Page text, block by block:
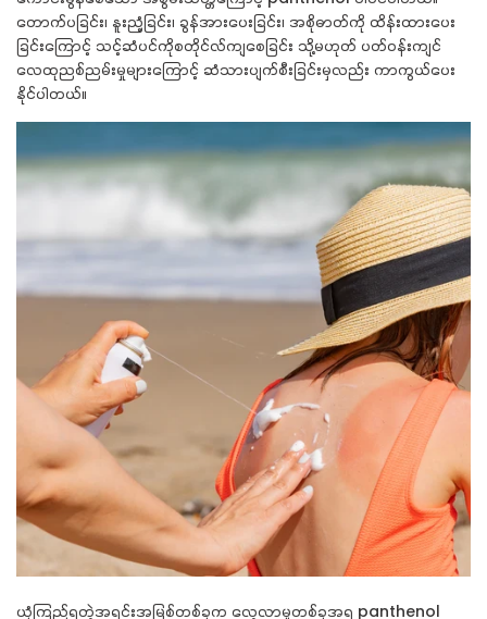
တောက်ပခြင်း၊ နူးညံ့ခြင်း၊ ခွန်အားပေးခြင်း၊ အစိုဓာတ်ကို ထိန်းထားပေး
ခြင်းကြောင့် သင့်ဆံပင်ကိုစတိုင်လ်ကျစေခြင်း သို့မဟုတ် ပတ်ဝန်းကျင်
လေထုညစ်ညမ်းမှုများကြောင့် ဆံသားပျက်စီးခြင်းမှလည်း ကာကွယ်ပေး
နိုင်ပါတယ်။
ယုံကြည်ရတဲ့အရင်းအမြစ်တစ်ခုက လေ့လာမှုတစ်ခုအရ panthenol